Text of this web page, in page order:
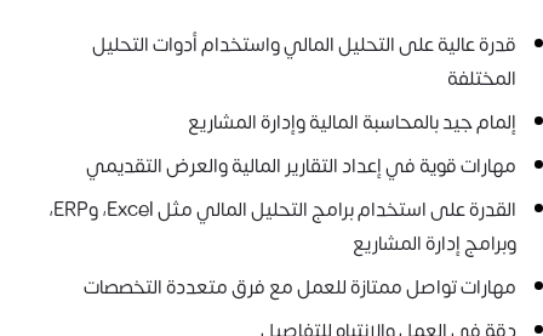
قدرة عالية على التحليل المالي واستخدام أدوات التحليل
المختلفة
إلمام جيد بالمحاسبة المالية وإدارة المشاريع
مهارات قوية في إعداد التقارير المالية والعرض التقديمي
القدرة على استخدام برامج التحليل المالي مثل Excel، وERP،
وبرامج إدارة المشاريع
مهارات تواصل ممتازة للعمل مع فرق متعددة التخصصات